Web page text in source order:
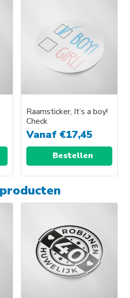
meerdere
variaties.
Deze
optie
gekozen
worden
de
productpagina
Raamsticker, It’s a boy!
Check
Vanaf €17,45
Bestellen
variaties.
Deze
optie
kan
gekozen